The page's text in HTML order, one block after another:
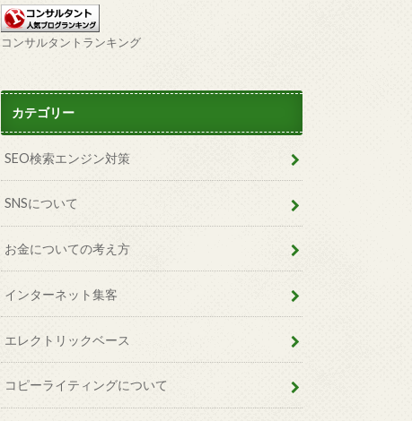
コンサルタントランキング
カテゴリー
SEO検索エンジン対策
SNSについて
お金についての考え方
インターネット集客
エレクトリックベース
コピーライティングについて